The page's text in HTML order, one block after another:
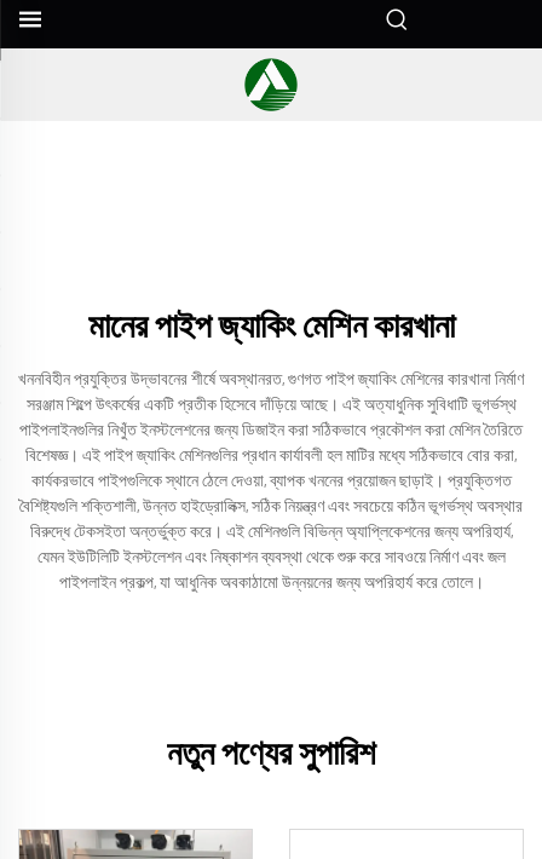
মানের পাইপ জ্যাকিং মেশিন কারখানা
খননবিহীন প্রযুক্তির উদ্ভাবনের শীর্ষে অবস্থানরত, গুণগত পাইপ জ্যাকিং মেশিনের কারখানা নির্মাণ
সরঞ্জাম শিল্পে উৎকর্ষের একটি প্রতীক হিসেবে দাঁড়িয়ে আছে। এই অত্যাধুনিক সুবিধাটি ভূগর্ভস্থ
পাইপলাইনগুলির নিখুঁত ইনস্টলেশনের জন্য ডিজাইন করা সঠিকভাবে প্রকৌশল করা মেশিন তৈরিতে
বিশেষজ্ঞ। এই পাইপ জ্যাকিং মেশিনগুলির প্রধান কার্যাবলী হল মাটির মধ্যে সঠিকভাবে বোর করা,
কার্যকরভাবে পাইপগুলিকে স্থানে ঠেলে দেওয়া, ব্যাপক খননের প্রয়োজন ছাড়াই। প্রযুক্তিগত
বৈশিষ্ট্যগুলি শক্তিশালী, উন্নত হাইড্রোলিক্স, সঠিক নিয়ন্ত্রণ এবং সবচেয়ে কঠিন ভূগর্ভস্থ অবস্থার
বিরুদ্ধে টেকসইতা অন্তর্ভুক্ত করে। এই মেশিনগুলি বিভিন্ন অ্যাপ্লিকেশনের জন্য অপরিহার্য,
যেমন ইউটিলিটি ইনস্টলেশন এবং নিষ্কাশন ব্যবস্থা থেকে শুরু করে সাবওয়ে নির্মাণ এবং জল
পাইপলাইন প্রকল্প, যা আধুনিক অবকাঠামো উন্নয়নের জন্য অপরিহার্য করে তোলে।
নতুন পণ্যের সুপারিশ